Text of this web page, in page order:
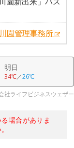
園管理事務所
明日
34℃／26℃
社ライフビジネスウェザー
場合がありま